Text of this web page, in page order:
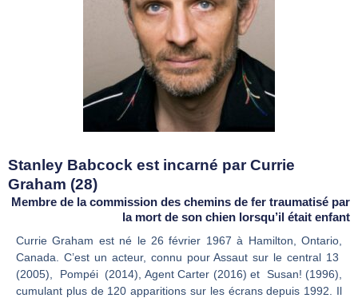
Stanley Babcock est incarné par Currie
Graham (28)
Membre de la commission des chemins de fer traumatisé par
la mort de son chien lorsqu’il était enfant
Currie Graham est né le 26 février 1967 à Hamilton, Ontario,
Canada. C’est un acteur, connu pour Assaut sur le central 13
(2005), Pompéi (2014), Agent Carter (2016) et Susan! (1996),
cumulant plus de 120 apparitions sur les écrans depuis 1992. Il